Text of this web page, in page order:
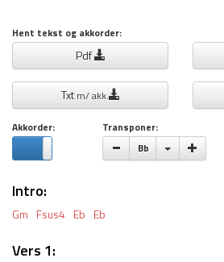
Hent tekst og akkorder:
Pdf
Txtm/ akk.
Akkorder: Transponer:
Bb Vælge toneart
Intro:
Gm Fsus4 Eb Eb
Vers 1: